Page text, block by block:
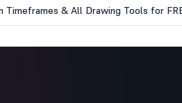
Timeframes & All Drawing Tools for